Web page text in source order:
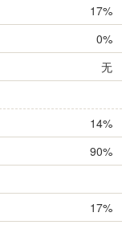
17%
0%
无
14%
90%
17%